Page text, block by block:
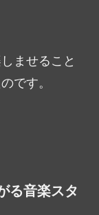
ませること
です。
る音楽スタ